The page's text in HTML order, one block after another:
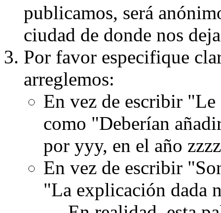
publicamos, será
ciudad de donde nos
Por favor especifique
arreglemos:
En vez de escribir
como "Deberían
por yyy, en el año
En vez de escribir
"La explicación dada